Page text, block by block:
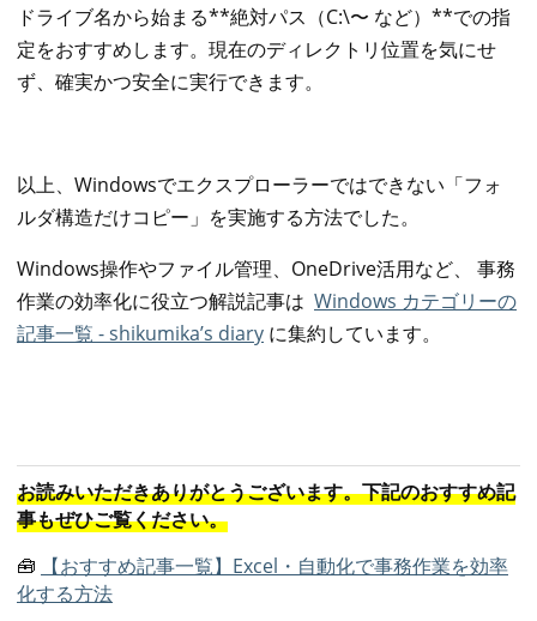
ドライブ名から始まる**絶対パス（C:\〜 など）**での指
定をおすすめします。現在のディレクトリ位置を気にせ
ず、確実かつ安全に実行できます。
以上、Windowsでエクスプローラーではできない「フォ
ルダ構造だけコピー」を実施する方法でした。
Windows操作やファイル管理、OneDrive活用など、 事務
作業の効率化に役立つ解説記事は Windows カテゴリーの
記事一覧 - shikumika’s diary に集約しています。
お読みいただきありがとうございます。下記のおすすめ記
事もぜひご覧ください。
🧰
【おすすめ記事一覧】Excel・自動化で事務作業を効率
化する方法